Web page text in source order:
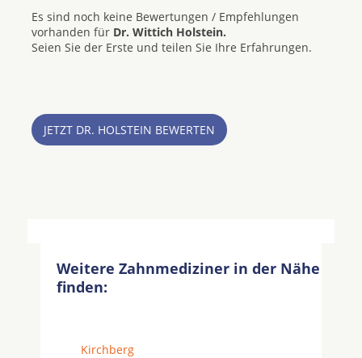
Es sind noch keine Bewertungen / Empfehlungen
vorhanden für Dr. Wittich Holstein.
Seien Sie der Erste und teilen Sie Ihre Erfahrungen.
JETZT DR. HOLSTEIN BEWERTEN
Weitere Zahnmediziner in der Nähe
finden:
Kirchberg